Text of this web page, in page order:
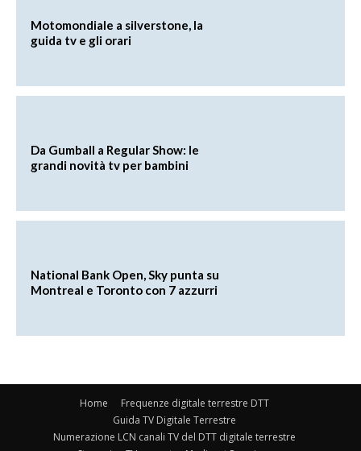
Motomondiale a silverstone, la
guida tv e gli orari
Da Gumball a Regular Show: le
grandi novità tv per bambini
National Bank Open, Sky punta su
Montreal e Toronto con 7 azzurri
Home
Frequenze digitale terrestre DTT
Guida TV Digitale Terrestre
Numerazione LCN canali TV del DTT digitale terrestre